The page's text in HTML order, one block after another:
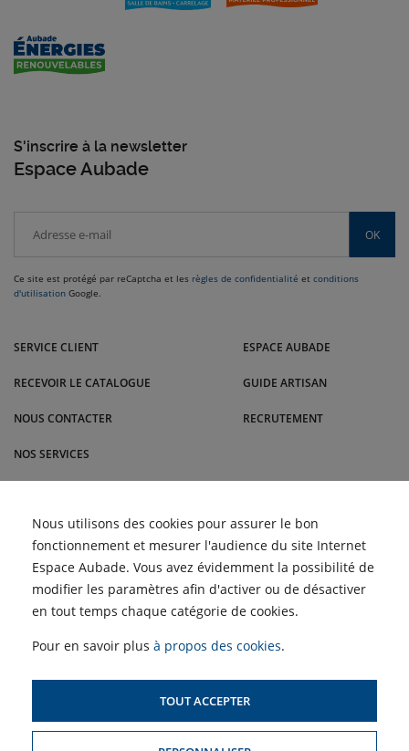
S'inscrire à la newsletter
Espace Aubade
OK
Ce site est protégé par reCaptcha et les règles de confidentialité et conditions
d'utilisation Google.
Rodez, Toulouse, Cabestany, Montauban, Brive-la-Gaillarde et bien
SERVICE CLIENT
RECEVOIR LE CATALOGUE
NOUS CONTACTER
NOS SERVICES
Comment nettoyer les
filtres d'une climatisation
pour un air plus sain |
Choisir un climatiseur
adapté à son logement ?
ACTUALITÉS
Meuble et du Carrelage |
Profitez des Semaines de
ESPACE AUBADE
GUIDE ARTISAN
RECRUTEMENT
ACCÈS PROFESSIONNELS :
SIMULATEUR D'AIDES
Nous utilisons des cookies pour assurer le bon
fonctionnement et mesurer l'audience du site Internet
Espace Aubade. Vous avez évidemment la possibilité de
modifier les paramètres afin d'activer ou de désactiver
en tout temps chaque catégorie de cookies.
Pour en savoir plus à propos des cookies.
TOUT ACCEPTER